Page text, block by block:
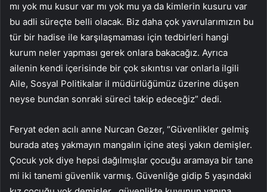
mı yok mu kusur var mı yok mu ya da kimlerin kusuru var
bu adli süreçte belli olacak. Biz daha çok yavrularımızın bu
tür bir hadise ile karşılaşmaması için tedbirleri hangi
kurum neler yapması gerek onlara bakacağız. Ayrıca
ailenin kendi içerisinde bir çok sıkıntısı var onlarla ilgili
Aile, Sosyal Politikalar il müdürlüğümüz üzerine düşen
neyse bundan sonraki süreci takip edeceğiz” dedi.
Feryat eden acılı anne Nurcan Gezer, “Güvenlikler gelmiş
burada ateş yakmayın mangalın içine ateşi yakın demişler.
Çocuk yok diye hepsi dağılmışlar çocuğu aramaya bir tane
mi iki tanemi güvenlik varmış. Güvenliğe gidip 5 yaşındaki